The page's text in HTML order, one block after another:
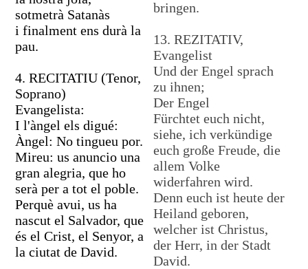
sotmetrà Satanàs
i finalment ens durà la
pau.
4. RECITATIU (Tenor,
Soprano)
Evangelista:
I l'àngel els digué:
Àngel: No tingueu por.
Mireu: us anuncio una
gran alegria, que ho
serà per a tot el poble.
Perquè avui, us ha
nascut el Salvador, que
és el Crist, el Senyor, a
la ciutat de David.
bringen.
13. REZITATIV,
Evangelist
Und der Engel sprach
zu ihnen;
Der Engel
Fürchtet euch nicht,
siehe, ich verkündige
euch große Freude, die
allem Volke
widerfahren wird.
Denn euch ist heute der
Heiland geboren,
welcher ist Christus,
der Herr, in der Stadt
David.